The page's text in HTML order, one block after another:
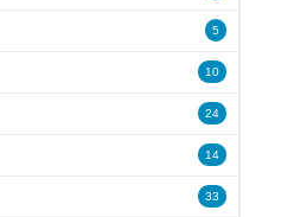
5
10
24
14
33